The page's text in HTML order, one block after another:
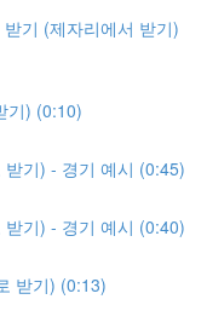
기 (제자리에서 받기)
기) (0:10)
기) - 경기 예시 (0:45)
기) - 경기 예시 (0:40)
받기) (0:13)